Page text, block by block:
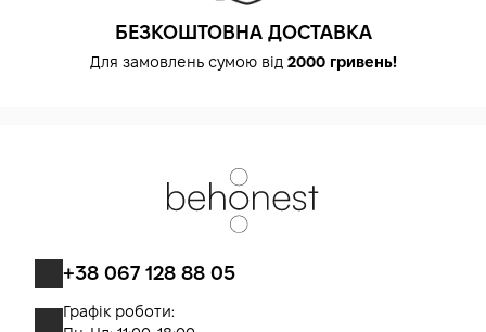
БЕЗКОШТОВНА ДОСТАВКА
Для замовлень сумою від 2000 гривень!
+38 067 128 88 05
Графік роботи: